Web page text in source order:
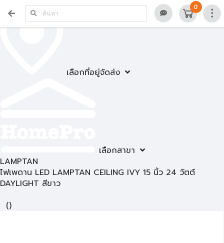
เลือกที่อยู่จัดส่ง
เลือกสาขา
0
LAMPTAN
ไฟเพดาน LED LAMPTAN CEILING IVY 15 นิ้ว 24 วัตต์
DAYLIGHT สีขาว
()